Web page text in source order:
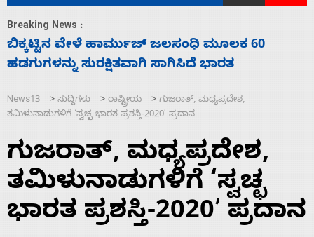
Breaking News :
ನಾಗೇಂದ್ರ ರಾಜೀನಾಮೆ ಕೊಡದಿದ್ದರೆ ಸದನ ನಡೆಸಲು
ಬಿಡೆವು: ಛಲವಾದಿ ನಾರಾಯಣಸ್ವಾಮಿ
News13 > ಸುದ್ದಿಗಳು > ರಾಷ್ಟ್ರೀಯ > ಗುಜರಾತ್‌, ಮಧ್ಯಪ್ರದೇಶ,
ತಮಿಳುನಾಡುಗಳಿಗೆ ‘ಸ್ವಚ್ಛ ಭಾರತ ಪ್ರಶಸ್ತಿ-2020ʼ ಪ್ರದಾನ
ಗುಜರಾತ್‌, ಮಧ್ಯಪ್ರದೇಶ,
ತಮಿಳುನಾಡುಗಳಿಗೆ ‘ಸ್ವಚ್ಛ
ಭಾರತ ಪ್ರಶಸ್ತಿ-2020ʼ ಪ್ರದಾನ